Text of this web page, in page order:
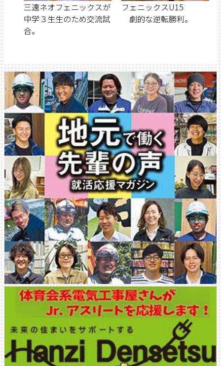
三遠ネオフェニックスが
中学３生生のため交流試
合。
フェニックスU15
劇的な逆転勝利。